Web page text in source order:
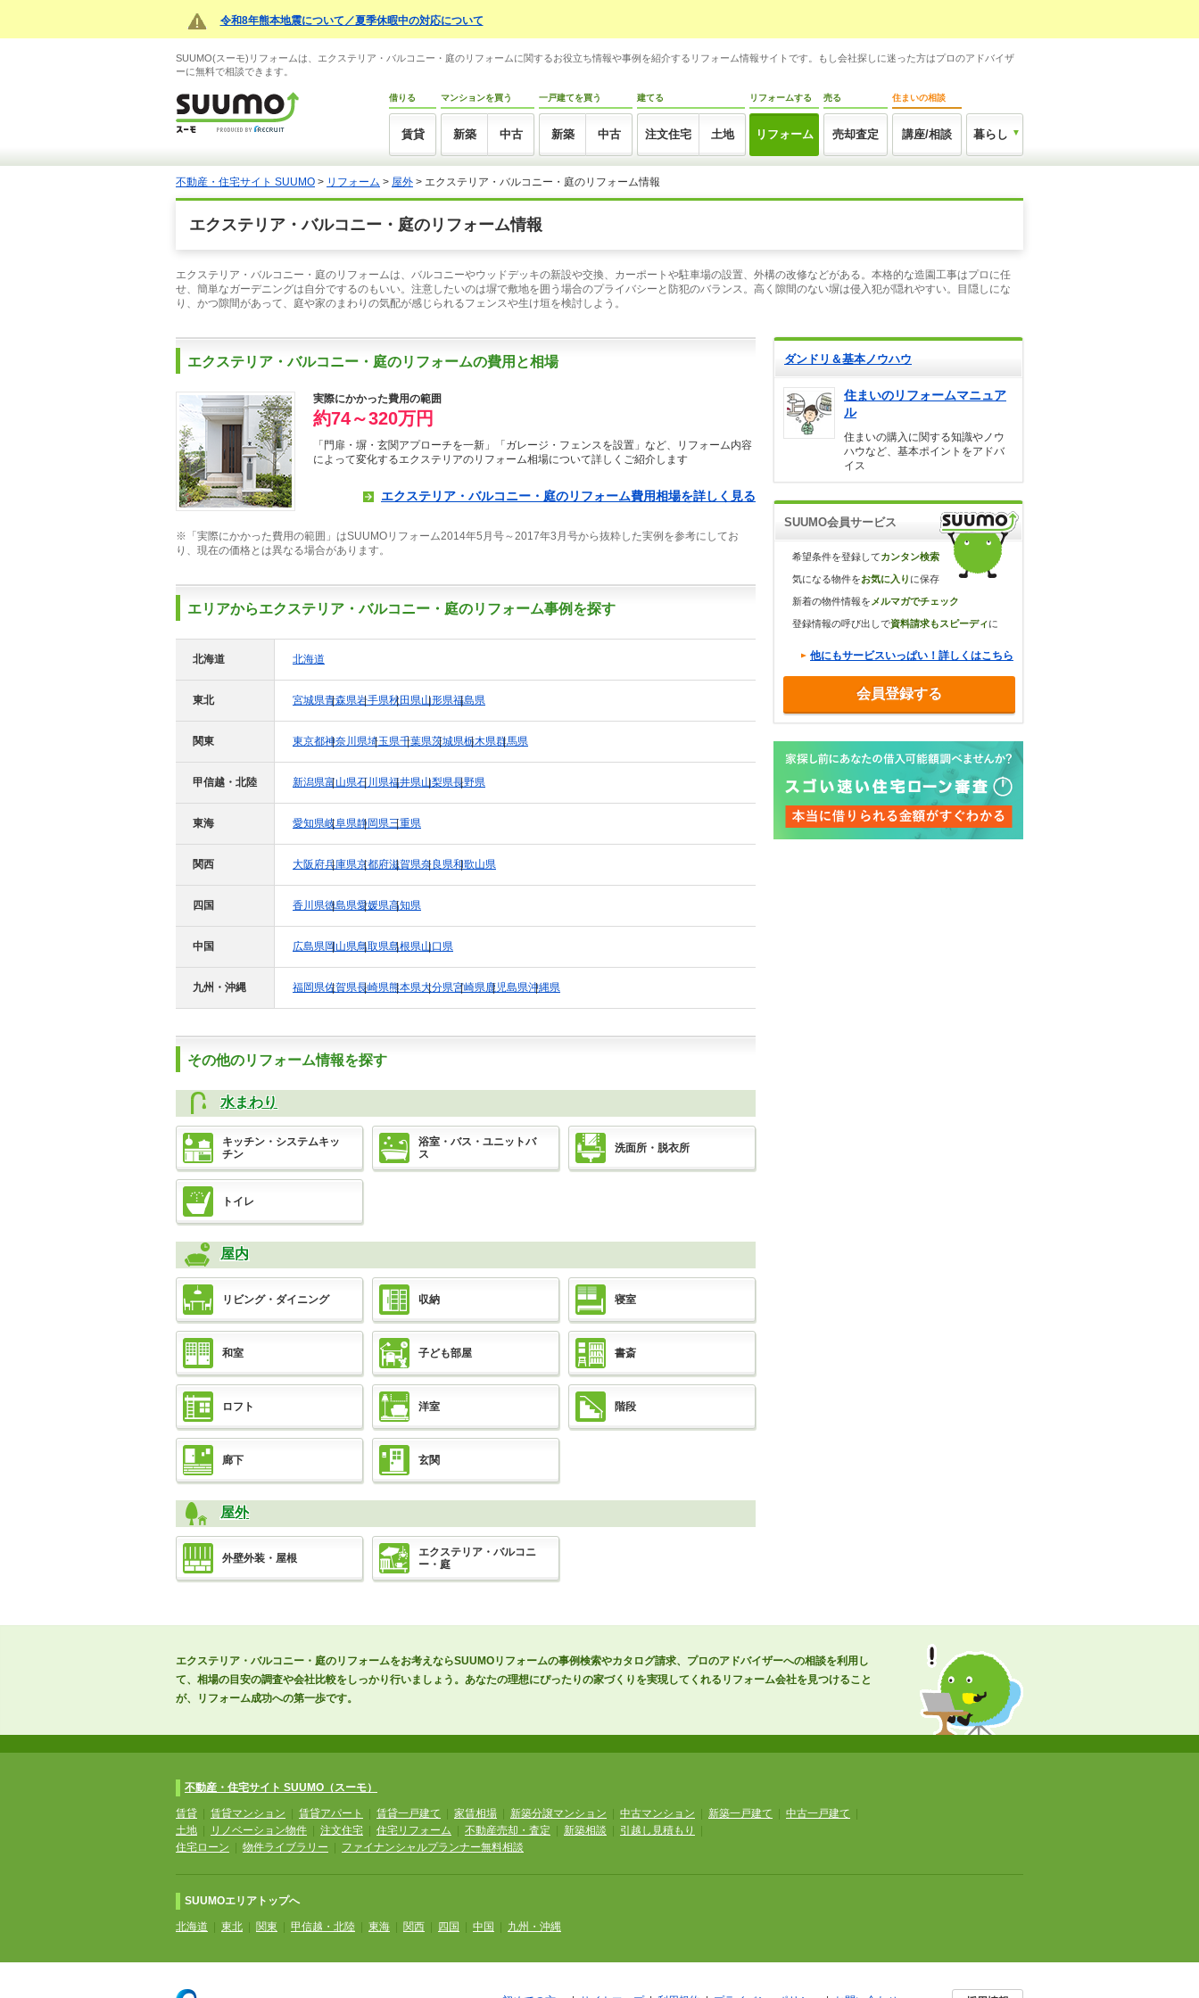
令和8年熊本地震について／夏季休暇中の対応について
SUUMO(スーモ)リフォームは、エクステリア・バルコニー・庭のリフォームに関するお役立ち情報や事例を紹介するリフォーム情報サイトです。もし会社探しに迷った方はプロのアドバイザ
ーに無料で相談できます。
借りる
賃貸
マンションを買う
新築 中古
一戸建てを買う
新築 中古
建てる
注文住宅 土地
リフォームする
リフォーム
売る
売却査定
住まいの相談
講座/相談 暮らし
不動産・住宅サイト SUUMO > リフォーム > 屋外 > エクステリア・バルコニー・庭のリフォーム情報
エクステリア・バルコニー・庭のリフォーム情報
エクステリア・バルコニー・庭のリフォームは、バルコニーやウッドデッキの新設や交換、カーポートや駐車場の設置、外構の改修などがある。本格的な造園工事はプロに任
せ、簡単なガーデニングは自分でするのもいい。注意したいのは塀で敷地を囲う場合のプライバシーと防犯のバランス。高く隙間のない塀は侵入犯が隠れやすい。目隠しにな
り、かつ隙間があって、庭や家のまわりの気配が感じられるフェンスや生け垣を検討しよう。
エクステリア・バルコニー・庭のリフォームの費用と相場
実際にかかった費用の範囲
約74～320万円
「門扉・塀・玄関アプローチを一新」「ガレージ・フェンスを設置」など、リフォーム内容
によって変化するエクステリアのリフォーム相場について詳しくご紹介します
エクステリア・バルコニー・庭のリフォーム費用相場を詳しく見る
※「実際にかかった費用の範囲」はSUUMOリフォーム2014年5月号～2017年3月号から抜粋した実例を参考にしてお
り、現在の価格とは異なる場合があります。
エリアからエクステリア・バルコニー・庭のリフォーム事例を探す
北海道 北海道
東北 宮城県青森県岩手県秋田県山形県福島県
関東 東京都神奈川県埼玉県千葉県茨城県栃木県群馬県
甲信越・北陸 新潟県富山県石川県福井県山梨県長野県
東海 愛知県岐阜県静岡県三重県
関西 大阪府兵庫県京都府滋賀県奈良県和歌山県
四国 香川県徳島県愛媛県高知県
中国 広島県岡山県鳥取県島根県山口県
九州・沖縄 福岡県佐賀県長崎県熊本県大分県宮崎県鹿児島県沖縄県
その他のリフォーム情報を探す
水まわり
キッチン・システムキッ
チン
浴室・バス・ユニットバ
ス
洗面所・脱衣所
トイレ
屋内
リビング・ダイニング 収納 寝室
和室 子ども部屋 書斎
ロフト 洋室 階段
廊下 玄関
屋外
外壁外装・屋根
エクステリア・バルコニ
ー・庭
ダンドリ＆基本ノウハウ
住まいのリフォームマニュア
ル
住まいの購入に関する知識やノウ
ハウなど、基本ポイントをアドバ
イス
SUUMO会員サービス
希望条件を登録してカンタン検索
気になる物件をお気に入り に保存
新着の物件情報を メルマガでチェック
登録情報の呼び出しで資料請求もスピーディに
他にもサービスいっぱい！詳しくはこちら
会員登録する
エクステリア・バルコニー・庭のリフォームをお考えならSUUMOリフォームの事例検索やカタログ請求、プロのアドバイザーへの相談を利用し
て、相場の目安の調査や会社比較をしっかり行いましょう。あなたの理想にぴったりの家づくりを実現してくれるリフォーム会社を見つけること
が、リフォーム成功への第一歩です。
不動産・住宅サイト SUUMO（スーモ）
賃貸 賃貸マンション 賃貸アパート 賃貸一戸建て 家賃相場 新築分譲マンション 中古マンション 新築一戸建て 中古一戸建て
土地
リノベーション物件 注文住宅 住宅リフォーム 不動産売却・査定 新築相談 引越し見積もり
住宅ローン
物件ライブラリー ファイナンシャルプランナー無料相談
SUUMOエリアトップへ
北海道 東北 関東 甲信越・北陸 東海 関西 四国 中国 九州・沖縄